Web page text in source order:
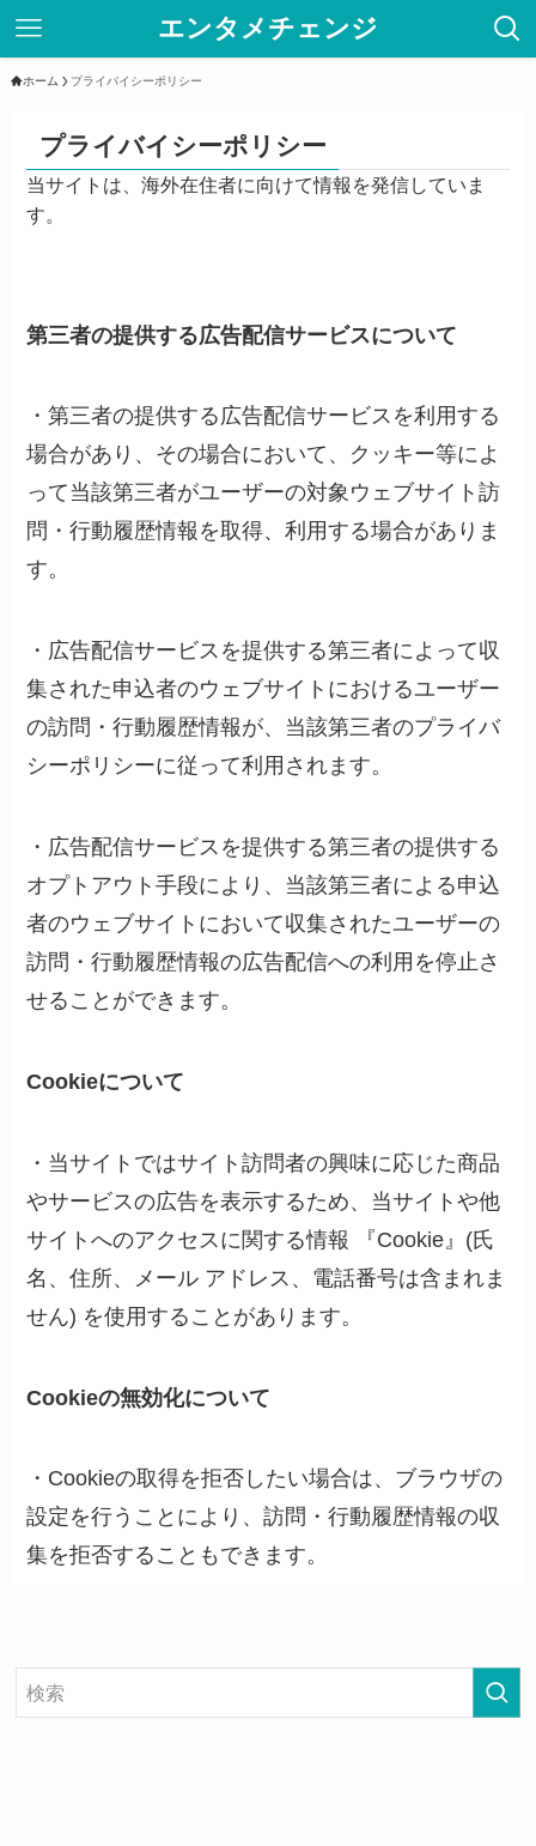
エンタメチェンジ
ホーム プライバイシーポリシー
プライバイシーポリシー
当サイトは、海外在住者に向けて情報を発信していま
す。
第三者の提供する広告配信サービスについて
・第三者の提供する広告配信サービスを利用する
場合があり、その場合において、クッキー等によ
って当該第三者がユーザーの対象ウェブサイト訪
問・行動履歴情報を取得、利用する場合がありま
す。
・広告配信サービスを提供する第三者によって収
集された申込者のウェブサイトにおけるユーザー
の訪問・行動履歴情報が、当該第三者のプライバ
シーポリシーに従って利用されます。
・広告配信サービスを提供する第三者の提供する
オプトアウト手段により、当該第三者による申込
者のウェブサイトにおいて収集されたユーザーの
訪問・行動履歴情報の広告配信への利用を停止さ
せることができます。
Cookieについて
・当サイトではサイト訪問者の興味に応じた商品
やサービスの広告を表示するため、当サイトや他
サイトへのアクセスに関する情報 『Cookie』(氏
名、住所、メール アドレス、電話番号は含まれま
せん) を使用することがあります。
Cookieの無効化について
・Cookieの取得を拒否したい場合は、ブラウザの
設定を行うことにより、訪問・行動履歴情報の収
集を拒否することもできます。